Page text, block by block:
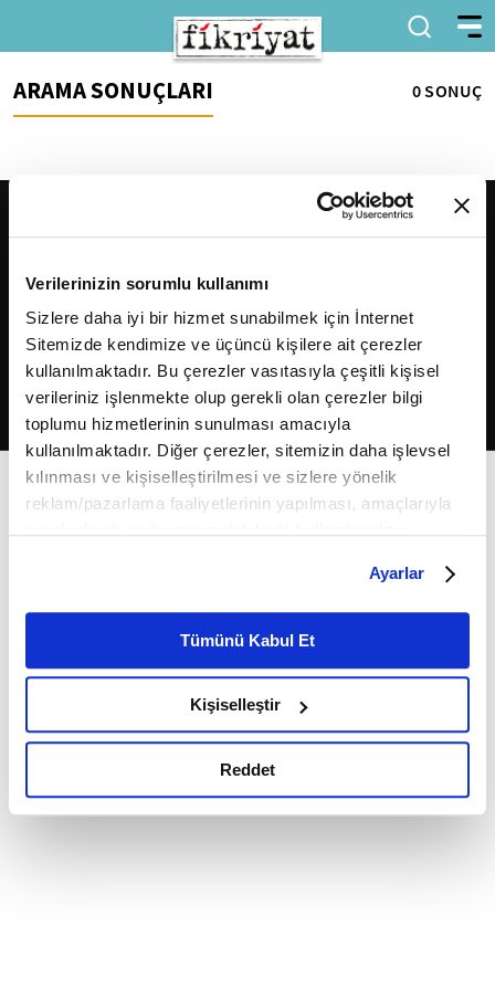
Verilerinizin sorumlu kullanımı
Sizlere daha iyi bir hizmet sunabilmek için İnternet
Sitemizde kendimize ve üçüncü kişilere ait çerezler
kullanılmaktadır. Bu çerezler vasıtasıyla çeşitli kişisel
verileriniz işlenmekte olup gerekli olan çerezler bilgi
toplumu hizmetlerinin sunulması amacıyla
kullanılmaktadır. Diğer çerezler, sitemizin daha işlevsel
kılınması ve kişiselleştirilmesi ve sizlere yönelik
reklam/pazarlama faaliyetlerinin yapılması, amaçlarıyla
belirleyebilirsiniz. Çerezlere ilişkin detaylı bilgi için
Ayarlar butonuna tıklayabilir,Çerez Bilgilendirme
Metnimizi ziyaret edebilirsiniz.
6698 sayılı Kişisel Verilerin Korunması Kanunu uyarınca
okumak ve sitemizi ziyaretiniz kapsamında
gerçekleştirilen veri işleme faaliyetleri ile ilgili daha
detaylı bilgi almak için lütfentıklayınız.
Ayarlar
Tümünü Kabul Et
Kişiselleştir
Reddet
ARAMA SONUÇLARI 0 SONUÇ
2026Fikriyat. Tüm hakları saklıdır.